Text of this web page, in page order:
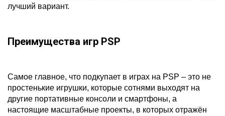
лучший вариант.
Преимущества игр PSP
Самое главное, что подкупает в играх на PSP – это не
простенькие игрушки, которые сотнями выходят на
другие портативные консоли и смартфоны, а
настоящие масштабные проекты, в которых отражён